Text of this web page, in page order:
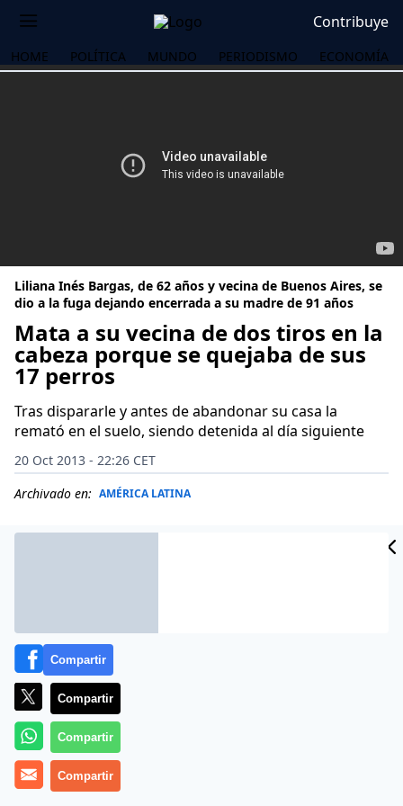
Contribuye
HOME POLÍTICA MUNDO PERIODISMO ECONOMÍA
Liliana Inés Bargas, de 62 años y vecina de Buenos Aires, se
dio a la fuga dejando encerrada a su madre de 91 años
Mata a su vecina de dos tiros en la
cabeza porque se quejaba de sus
17 perros
Tras dispararle y antes de abandonar su casa la
remató en el suelo, siendo detenida al día siguiente
20 Oct 2013 - 22:26 CET
Archivado en: AMÉRICA LATINA
Liliana Inés Bargas, de 62 años, fue detenida en la
Compartir
Compartir
Compartir
Compartir